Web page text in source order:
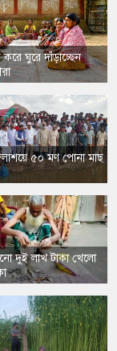
ঘুরে দাঁড়াচ্ছেন
৫০ মণ পোনা মাছ
দুই লাখ টাকা খেলো